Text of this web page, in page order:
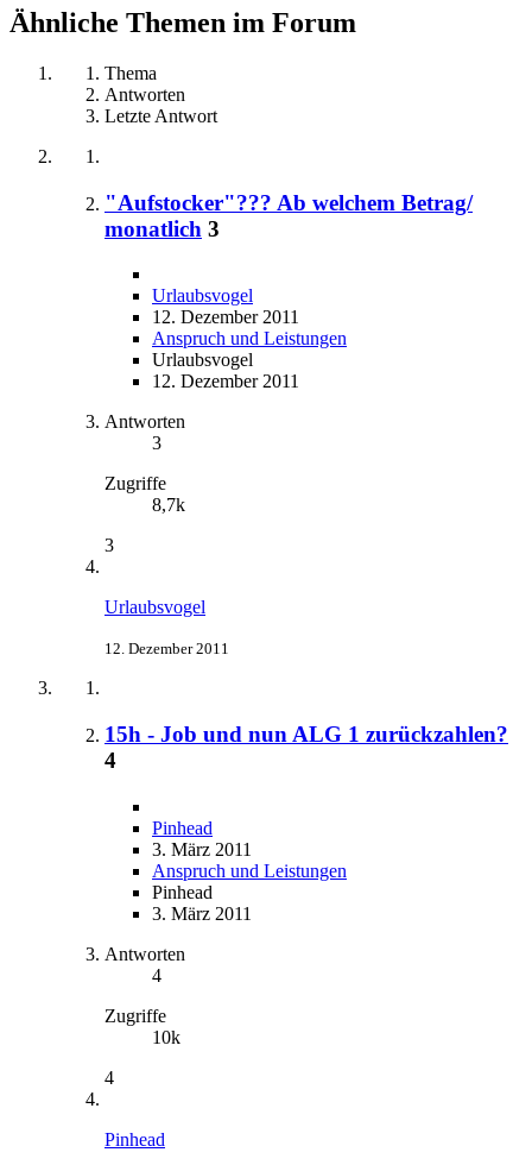
Ähnliche Themen im Forum
Thema
Antworten
Letzte Antwort
"Aufstocker"??? Ab welchem Betrag/
monatlich 3
Urlaubsvogel
12. Dezember 2011
Anspruch und Leistungen
Urlaubsvogel
12. Dezember 2011
Antworten
3
Zugriffe
8,7k
3
Urlaubsvogel
12. Dezember 2011
15h - Job und nun ALG 1 zurückzahlen?
4
Pinhead
3. März 2011
Anspruch und Leistungen
Pinhead
3. März 2011
Antworten
4
Zugriffe
10k
4
Pinhead